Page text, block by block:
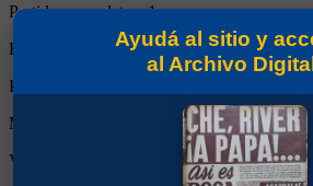
Partidos completos:1
Expulsiones:
Partidos reemplazado:
Minutos Disputados:
Victorias:
Ayudá al sitio y
al Archivo